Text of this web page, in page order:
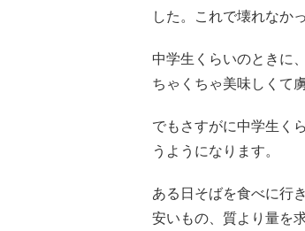
した。これで壊れなか
中学生くらいのときに
ちゃくちゃ美味しくて
でもさすがに中学生く
うようになります。
ある日そばを食べに行
安いもの、質より量を